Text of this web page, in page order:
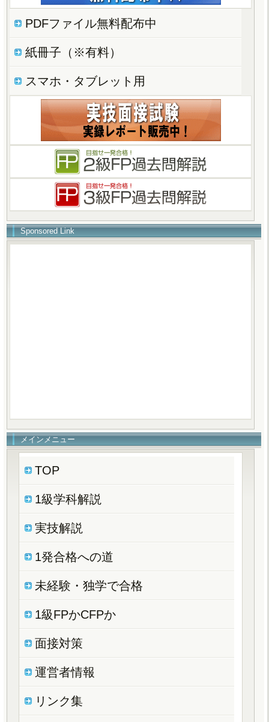
PDFファイル無料配布中
紙冊子（※有料）
スマホ・タブレット用
Sponsored Link
メインメニュー
TOP
1級学科解説
実技解説
1発合格への道
未経験・独学で合格
1級FPかCFPか
面接対策
運営者情報
リンク集